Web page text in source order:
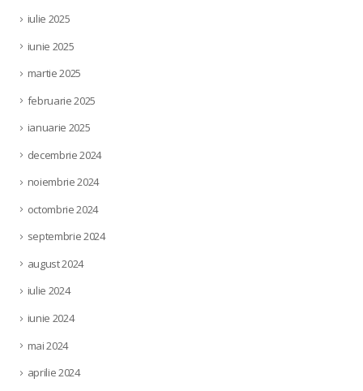
iulie 2025
iunie 2025
martie 2025
februarie 2025
ianuarie 2025
decembrie 2024
noiembrie 2024
octombrie 2024
septembrie 2024
august 2024
iulie 2024
iunie 2024
mai 2024
aprilie 2024